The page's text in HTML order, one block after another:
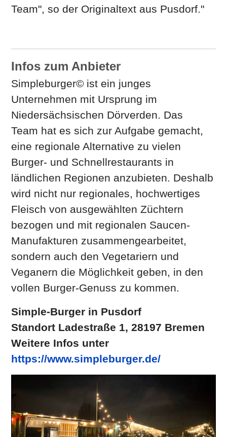
Team", so der Originaltext aus Pusdorf."
Infos zum Anbieter
Simpleburger© ist ein junges
Unternehmen mit Ursprung im
Niedersächsischen Dörverden. Das
Team hat es sich zur Aufgabe gemacht,
eine regionale Alternative zu vielen
Burger- und Schnellrestaurants in
ländlichen Regionen anzubieten. Deshalb
wird nicht nur regionales, hochwertiges
Fleisch von ausgewählten Züchtern
bezogen und mit regionalen Saucen-
Manufakturen zusammengearbeitet,
sondern auch den Vegetariern und
Veganern die Möglichkeit geben, in den
vollen Burger-Genuss zu kommen.
Simple-Burger in Pusdorf
Standort Ladestraße 1, 28197 Bremen
Weitere Infos unter
https://www.simpleburger.de/